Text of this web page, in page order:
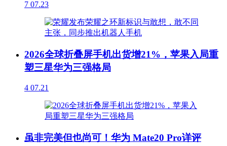
7 07.23
2026全球折叠屏手机出货增21%，苹果入局重
塑三星华为三强格局
4 07.21
虽非完美但也尚可！华为 Mate20 Pro详评